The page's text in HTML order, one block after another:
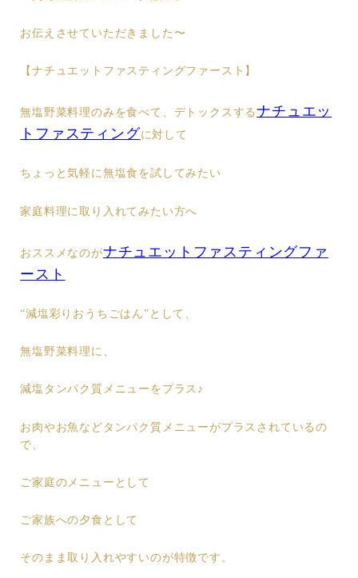
お伝えさせていただきました〜
【ナチュエットファスティングファースト】
無塩野菜料理のみを食べて、デトックスするナチュエッ
トファスティングに対して
ちょっと気軽に無塩食を試してみたい
家庭料理に取り入れてみたい方へ
おススメなのがナチュエットファスティングファ
ースト
“減塩彩りおうちごはん”として、
無塩野菜料理に、
減塩タンパク質メニューをプラス♪
お肉やお魚などタンパク質メニューがプラスされているの
で、
ご家庭のメニューとして
ご家族への夕食として
そのまま取り入れやすいのが特徴です。